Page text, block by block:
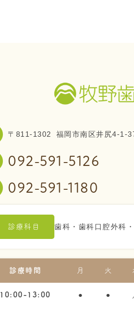
〒811-1302 福岡市南区井尻4-1-
092-591-5126
092-591-1180
診療科目 歯科・歯科口腔外科
診療時間 月 火
10:00-13:00 ● ●